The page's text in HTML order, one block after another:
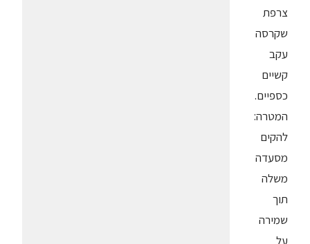
צרפת
שקרסה
עקב
קשיים
כספיים.
המטרה:
להקים
מסעדה
משלה
תוך
שמירה
על